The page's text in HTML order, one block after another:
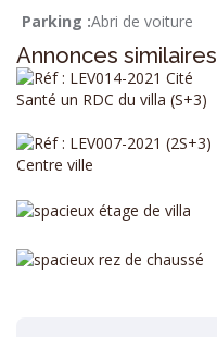
Parking :Abri de voiture
Annonces similaires